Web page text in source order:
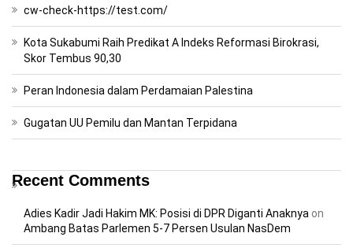
cw-check-https://test.com/
Kota Sukabumi Raih Predikat A Indeks Reformasi Birokrasi,
Skor Tembus 90,30
Peran Indonesia dalam Perdamaian Palestina
Gugatan UU Pemilu dan Mantan Terpidana
Recent Comments
Adies Kadir Jadi Hakim MK: Posisi di DPR Diganti Anaknya on
Ambang Batas Parlemen 5-7 Persen Usulan NasDem